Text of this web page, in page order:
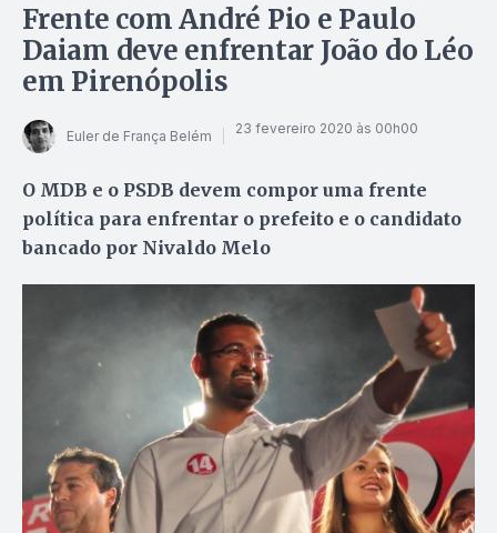
Frente com André Pio e Paulo
Daiam deve enfrentar João do Léo
em Pirenópolis
Euler de França Belém 23 fevereiro 2020 às 00h00
O MDB e o PSDB devem compor uma frente
política para enfrentar o prefeito e o candidato
bancado por Nivaldo Melo